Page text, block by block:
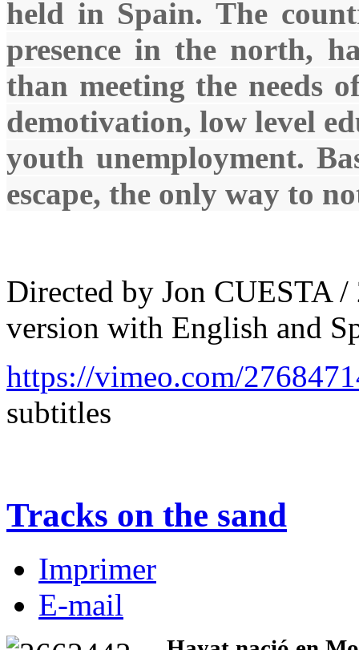
held in Spain. The
presence in the north,
than meeting the needs
demotivation, low level
youth unemployment.
escape, the only way to
Directed by Jon CUESTA
version with English and
https://vimeo.com/
subtitles
Tracks on the sand
Imprimer
E-mail